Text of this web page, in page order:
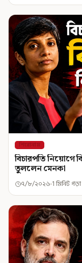
শিরোনাম
বিচারপতি নিয়োগে
তুললেন মেনকা
৭/৮/২০২৬ 1 মিনিট পড়া